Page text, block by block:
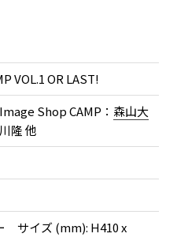
VOL.1 OR LAST!
Shop CAMP： 森山大
隆 他
サイズ (mm): H410 x